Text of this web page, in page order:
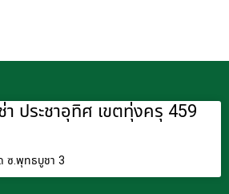
า ประชาอุทิศ เขตทุ่งครุ 459
ซ.พุทธบูชา 3